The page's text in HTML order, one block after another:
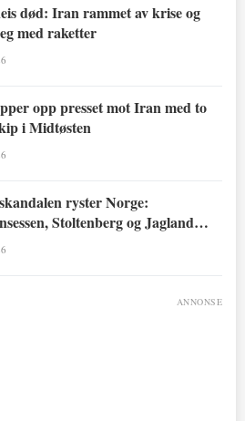
død: Iran rammet av krise og
med raketter
opp presset mot Iran med to
i Midtøsten
ryster Norge:
Stoltenberg og Jagland
ANNONSE